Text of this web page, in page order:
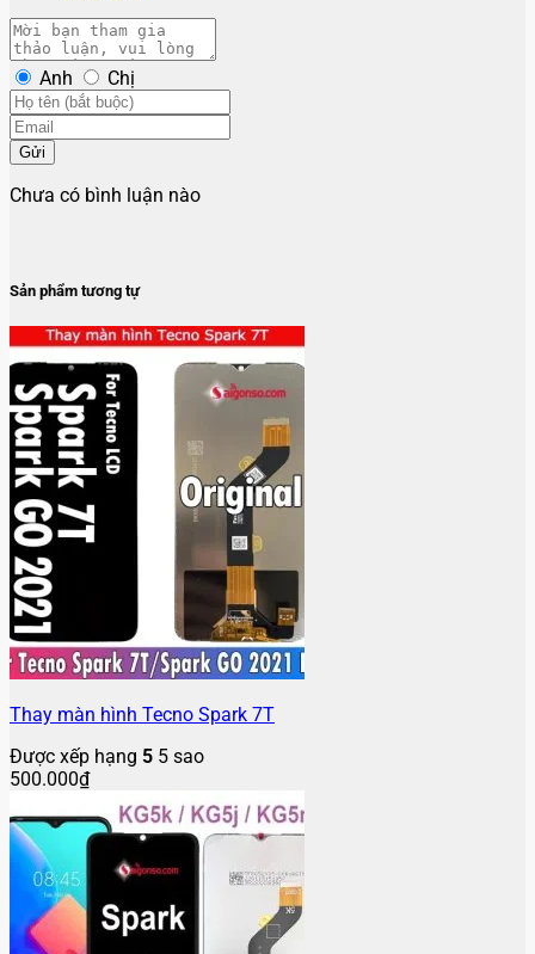
Anh Chị
Gửi
Chưa có bình luận nào
Sản phẩm tương tự
Thay màn hình Tecno Spark 7T
Được xếp hạng 5 5 sao
500.000₫